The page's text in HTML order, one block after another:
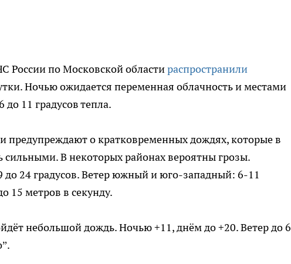
России по Московской областираспространили
Ночью ожидается переменная облачность и местами
11 градусов тепла.
предупреждают о кратковременных дождях, которые в
сильными. В некоторых районах вероятны грозы.
до 24 градусов. Ветер южный и юго-западный: 6-11
15 метров в секунду.
небольшой дождь. Ночью +11, днём до +20. Ветер до 6